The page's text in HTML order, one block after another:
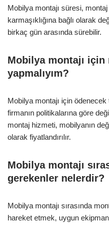
Mobilya montajı süresi,
karmaşıklığına bağlı olarak
birkaç gün arasında sürebilir.
Mobilya montajı için
yapmalıyım?
Mobilya montajı için
firmanın politikalarına göre
montaj hizmeti, mobilyanın
olarak fiyatlandırılır.
Mobilya montajı
gerekenler nelerdir?
Mobilya montajı sırasında
hareket etmek, uygun